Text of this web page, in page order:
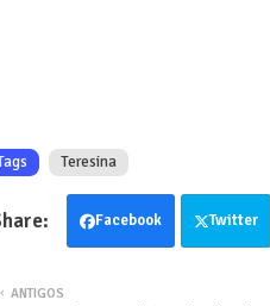
Teresina
Facebook Twitter
ANTIGOS